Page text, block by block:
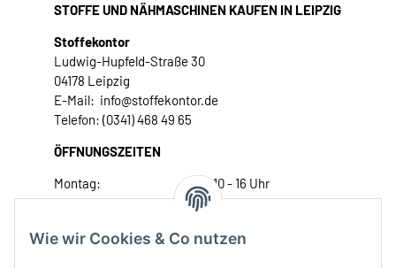
Wie wir Cookies & Co nutzen
STOFFE UND NÄHMASCHINEN KAUFEN IN LEIPZIG
Stoffekontor
Ludwig-Hupfeld-Straße 30
04178 Leipzig
E-Mail: info@stoffekontor.de
Telefon: (0341) 468 49 65
ÖFFNUNGSZEITEN
Montag:
10 - 16 Uhr
Dienstag:
10 - 16 Uhr
Donnerstag:
10 - 18 Uhr